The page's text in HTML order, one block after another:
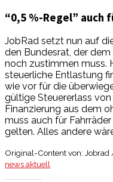
“0,5 %-Regel” auch
JobRad setzt nun auf
den Bundesrat, der
noch zustimmen muss.
steuerliche Entlastung
wie vor für die
gültige Steuererlass
Finanzierung aus dem
muss auch für Fahrräder
gelten. Alles andere
Original-Content von: Jobrad
news aktuell